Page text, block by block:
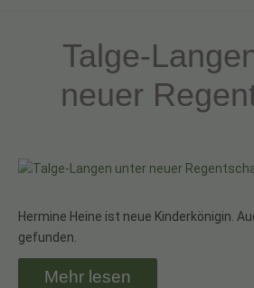
Talge-
neuer
Hermine Heine ist neue Kinderkönigin.
gefunden.
Mehr lesen